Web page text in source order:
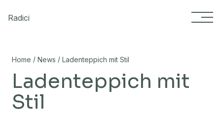
Radici
Home / News / Ladenteppich mit Stil
Ladenteppich mit
Stil